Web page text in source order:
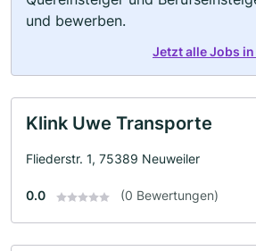
und bewerben.
Jetzt alle Jobs
Klink Uwe Transporte
Fliederstr. 1, 75389 Neuweiler
0.0 (0 Bewertungen)